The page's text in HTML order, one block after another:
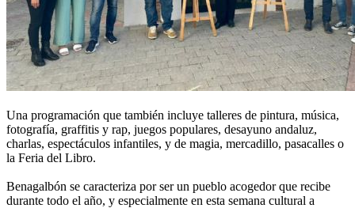
Una programación que también incluye talleres de pintura, música,
fotografía, graffitis y rap, juegos populares, desayuno andaluz,
charlas, espectáculos infantiles, y de magia, mercadillo, pasacalles o
la Feria del Libro.
Benagalbón se caracteriza por ser un pueblo acogedor que recibe
durante todo el año, y especialmente en esta semana cultural a